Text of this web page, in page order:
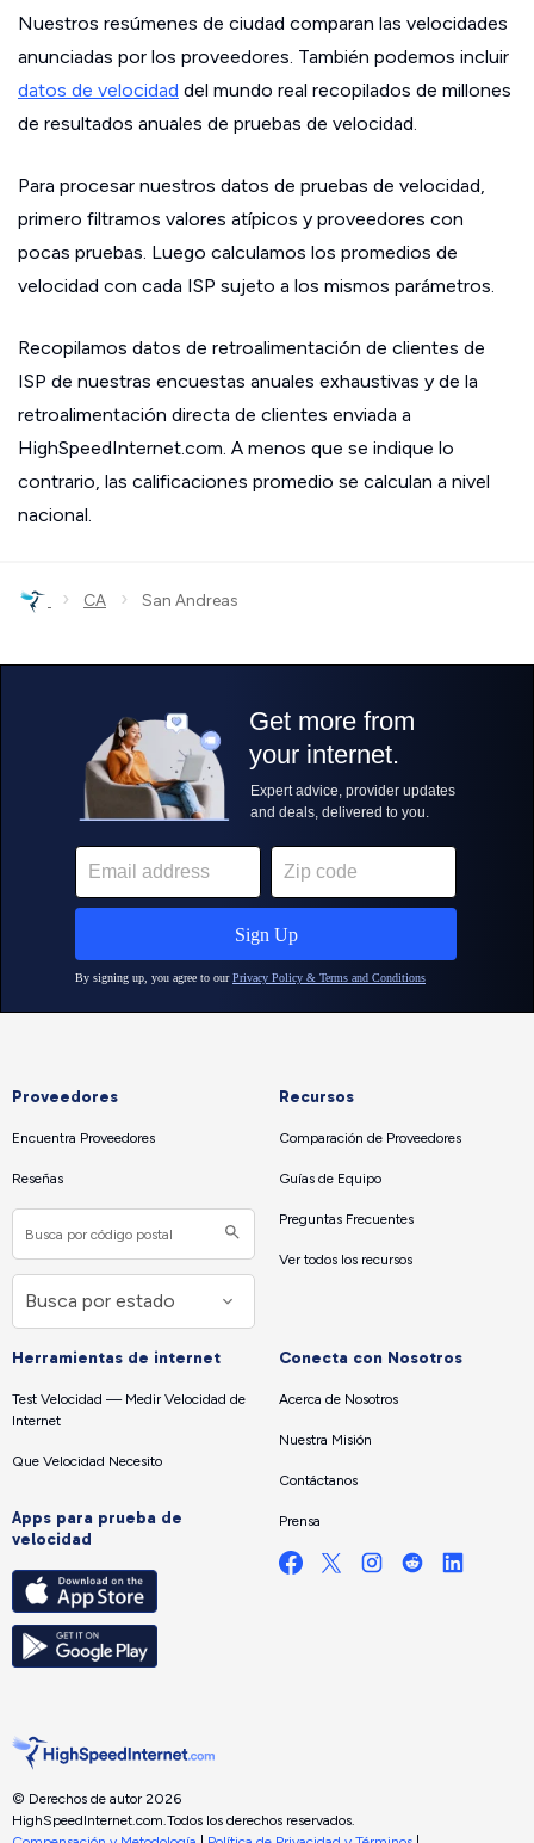
Nuestros resúmenes de ciudad comparan las velocidades
anunciadas por los proveedores. También podemos incluir
datos de velocidad del mundo real recopilados de millones
de resultados anuales de pruebas de velocidad.
Para procesar nuestros datos de pruebas de velocidad,
primero filtramos valores atípicos y proveedores con
pocas pruebas. Luego calculamos los promedios de
velocidad con cada ISP sujeto a los mismos parámetros.
Recopilamos datos de retroalimentación de clientes de
ISP de nuestras encuestas anuales exhaustivas y de la
retroalimentación directa de clientes enviada a
HighSpeedInternet.com. A menos que se indique lo
contrario, las calificaciones promedio se calculan a nivel
nacional.
› CA › San Andreas
Proveedores
Encuentra Proveedores
Reseñas
Recursos
Comparación de Proveedores
Guías de Equipo
Preguntas Frecuentes
Ver todos los recursos
Herramientas de internet
Test Velocidad — Medir Velocidad de
Internet
Que Velocidad Necesito
Apps para prueba de
velocidad
Conecta con Nosotros
Acerca de Nosotros
Nuestra Misión
Contáctanos
Prensa
© Derechos de autor 2026
HighSpeedInternet.com. Todos los derechos reservados.